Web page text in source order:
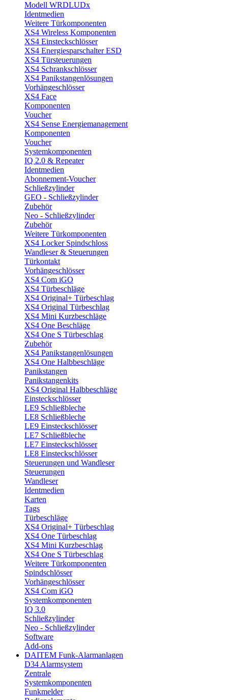
Modell WRDLUDx
Identmedien
Weitere Türkomponenten
XS4 Wireless Komponenten
XS4 Einsteckschlösser
XS4 Energiesparschalter ESD
XS4 Türsteuerungen
XS4 Schrankschlösser
XS4 Panikstangenlösungen
Vorhängeschlösser
XS4 Face
Komponenten
Voucher
XS4 Sense Energiemanagement
Komponenten
Voucher
Systemkomponenten
IQ 2.0 & Repeater
Identmedien
Abonnement-Voucher
Schließzylinder
GEO - Schließzylinder
Zubehör
Neo - Schließzylinder
Zubehör
Weitere Türkomponenten
XS4 Locker Spindschloss
Wandleser & Steuerungen
Türkontakt
Vorhängeschlösser
XS4 Com iGO
XS4 Türbeschläge
XS4 Original+ Türbeschlag
XS4 Original Türbeschlag
XS4 Mini Kurzbeschläge
XS4 One Beschläge
XS4 One S Türbeschlag
Zubehör
XS4 Panikstangenlösungen
XS4 One Halbbeschläge
Panikstangen
Panikstangenkits
XS4 Original Halbbeschläge
Einsteckschlösser
LE9 Schließbleche
LE8 Schließbleche
LE9 Einsteckschlösser
LE7 Schließbleche
LE7 Einsteckschlösser
LE8 Einsteckschlösser
Steuerungen und Wandleser
Steuerungen
Wandleser
Identmedien
Karten
Tags
Türbeschläge
XS4 Original+ Türbeschlag
XS4 One Türbeschlag
XS4 Mini Kurzbeschlag
XS4 One S Türbeschlag
Weitere Türkomponenten
Spindschlösser
Vorhängeschlösser
XS4 Com iGO
Systemkomponenten
IQ 3.0
Schließzylinder
Neo - Schließzylinder
Software
Add-ons
DAITEM Funk-Alarmanlagen
D34 Alarmsystem
Zentrale
Systemkomponenten
Funkmelder